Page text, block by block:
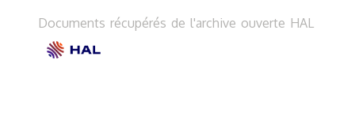
Documents récupérés de l'archive ouverte HAL